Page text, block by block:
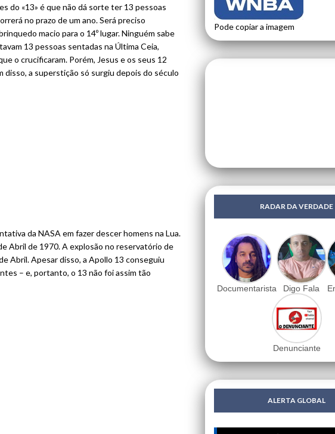
do «13» é que não dá sorte ter 13 pessoas
no prazo de um ano. Será preciso
macio para o 14º lugar. Ninguém sabe
13 pessoas sentadas na Última Ceia,
o crucificaram. Porém, Jesus e os seus 12
disso, a superstição só surgiu depois do século
da NASA em fazer descer homens na Lua.
Abril de 1970. A explosão no reservatório de
Abril. Apesar disso, a Apollo 13 conseguiu
– e, portanto, o 13 não foi assim tão
Pode copiar a imagem
RADAR DA VERDADE
Documentarista Digo Fala
Denunciante
ALERTA GLOBAL